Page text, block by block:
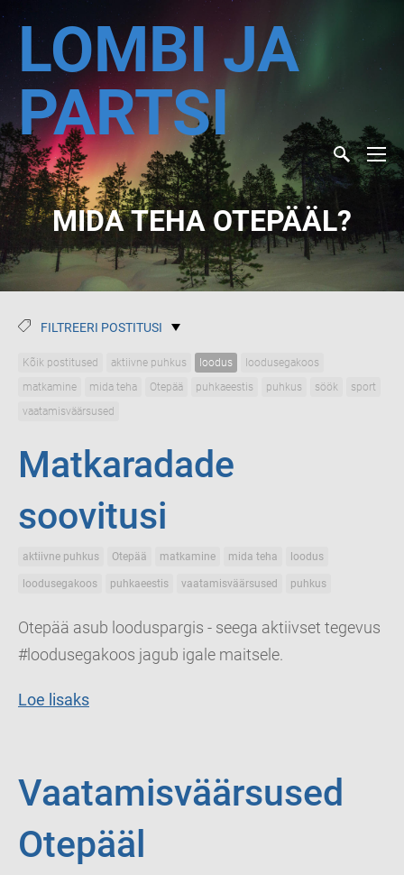
LOMBI JA
PARTSI
MIDA TEHA OTEPÄÄL?
FILTREERI POSTITUSI
Kõik postitused aktiivne puhkus loodus
loodusegakoos
matkamine
mida teha Otepää puhkaeestis puhkus söök
sport
vaatamisväärsused
Matkaradade
soovitusi
aktiivne puhkus Otepää matkamine mida teha loodus
loodusegakoos puhkaeestis vaatamisväärsused puhkus
Otepää asub looduspargis - seega aktiivset tegevus
#loodusegakoos jagub igale maitsele.
Loe lisaks
Vaatamisväärsused
Otepääl